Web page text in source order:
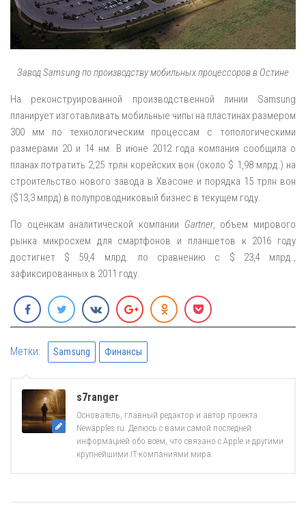
Завод Samsung по производству мобильных процессоров в Остине
На реконструированной производственной линии Samsung
планирует изготавливать мобильные чипы на пластинах размером
300 мм по технологическим процессам с топологическими
размерами 20 и 14 нм. В июне 2012 года компания сообщила о
планах потратить 2,25 трлн корейских вон (около $ 1,98 млрд.) на
строительство нового завода в Хвасоне и порядка 15 трлн вон
($13,3 млрд) в полупроводниковый бизнес в текущем году.
По оценкам аналитической компании Gartner, объем мирового
рынка микросхем для смартфонов и планшетов к 2016 году
достигнет $ 59,4 млрд. по сравнению с $ 23,4 млрд.,
зафиксированных в 2011 году.
Метки: Samsung Финансы
s7ranger
Основатель, главный редактор и автор проекта
Newapples.ru. Делюсь с вами самой последней
информацией обо всём, что связано с Apple и другими
крупнейшими IT-компаниями мира.